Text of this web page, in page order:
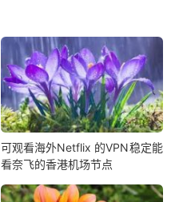
可观看海外Netflix 的VPN稳定能
看奈飞的香港机场节点